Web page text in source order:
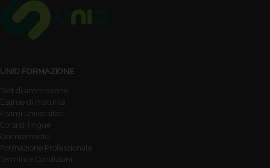
UNID FORMAZIONE
Test di ammissione
Esame di maturità
Esami universitari
Corsi di lingue
Orientamento
Formazione Professionale
Termini e Condizioni